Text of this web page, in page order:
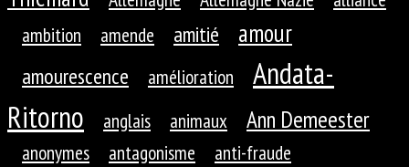
ambition
amende amitié amour
amourescence amélioration
Andata-
Ritorno
anglais animaux Ann Demeester
anonymes antagonisme
anti-fraude